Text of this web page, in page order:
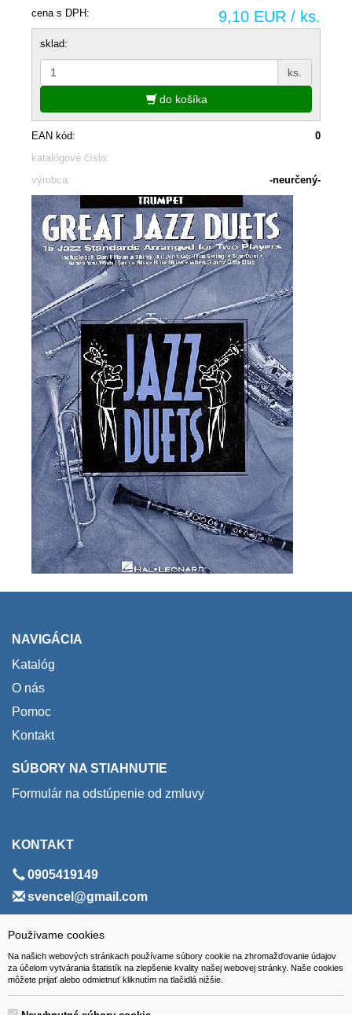
Používame cookies
Na našich webových stránkach používame súbory cookie na zhromažďovanie údajov
za účelom vytvárania štatistík na zlepšenie kvality našej webovej stránky. Naše cookies
môžete prijať alebo odmietnuť kliknutím na tlačidlá nižšie.
cena s DPH:
9,10 EUR / ks.
sklad:
ks.
do košíka
EAN kód:
0
katalógové číslo:
výrobca:
-neurčený-
NAVIGÁCIA
Katalóg
O nás
Pomoc
Kontakt
SÚBORY NA STIAHNUTIE
Formulár na odstúpenie od zmluvy
KONTAKT
0905419149
svencel@gmail.com
ADRESA
VEST - tech s.r.o.
Hviezdoslavova 280/6, 965 01 Žiar nad Hronom
Slovakia (Slovak Republic)